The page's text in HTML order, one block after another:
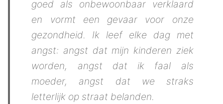
goed als onbewoonbaar verklaard
en vormt een gevaar voor onze
gezondheid. Ik leef elke dag met
angst: angst dat mijn kinderen ziek
worden, angst dat ik faal als
moeder, angst dat we straks
letterlijk op straat belanden.